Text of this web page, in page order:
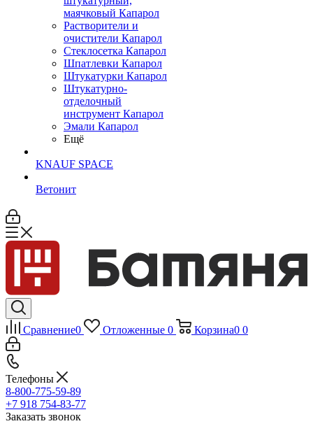
маячковый Капарол
Растворители и
очистители Капарол
Cтеклосетка Капарол
Шпатлевки Капарол
Штукатурки Капарол
Штукатурно-
отделочный
инструмент Капарол
Эмали Капарол
Ещё
KNAUF SPACE
Ветонит
Сравнение0 Отложенные 0 Корзина0 0
Телефоны
8-800-775-59-89
+7 918 754-83-77
Заказать звонок